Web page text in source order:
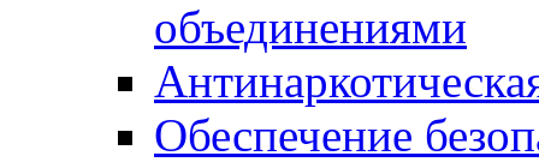
объединениями
Обеспечение